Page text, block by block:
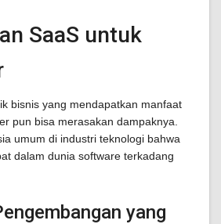
SaaS untuk
bisnis yang mendapatkan manfaat
pun bisa merasakan dampaknya.
umum di industri teknologi bahwa
dalam dunia software terkadang
yang